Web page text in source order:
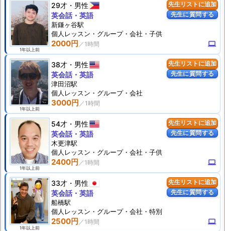
先生リストに追加
先生に質問する
1年以上前
29才 男性
2000円 computer
英会話・英語
新鎌ヶ谷駅
個人 レッスン ・グループ・会社・子供
先生リストに追加
先生に質問する
1年以上前
38才 男性
3000円
英会話・英語
津田沼駅
個人 レッスン ・グループ・会社
先生リストに追加
先生に質問する
1年以上前
54才 男性
2400円 computer
英会話・英語
木更津駅
個人 レッスン ・グループ・会社・子供
先生リストに追加
先生に質問する
1年以上前
33才 男性
2500円 computer
英会話・英語
船橋駅
個人 レッスン ・グループ・会社・特別